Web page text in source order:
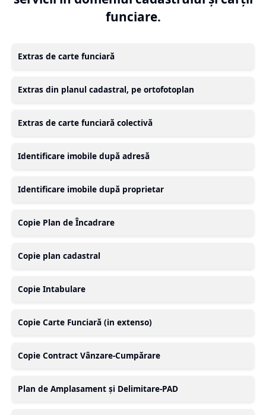
funciare.
Extras de carte funciară
Extras din planul cadastral, pe ortofotoplan
Extras de carte funciară colectivă
Identificare imobile după adresă
Identificare imobile după proprietar
Copie Plan de Încadrare
Copie plan cadastral
Copie Intabulare
Copie Carte Funciară (in extenso)
Copie Contract Vânzare-Cumpărare
Plan de Amplasament și Delimitare-PAD